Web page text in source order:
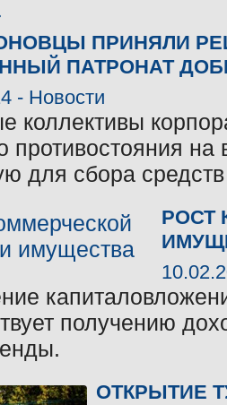
ПРИНЯЛИ
ПАТРОНАТ
- Новости
коллективы
противостояния
для сбора
РОСТ
получению
ОТКРЫТИЕ